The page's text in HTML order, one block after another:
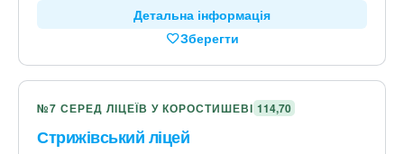
Детальна інформація
Зберегти
№7 СЕРЕД ЛІЦЕЇВ У КОРОСТИШЕВІ 114,70
Стрижівський ліцей